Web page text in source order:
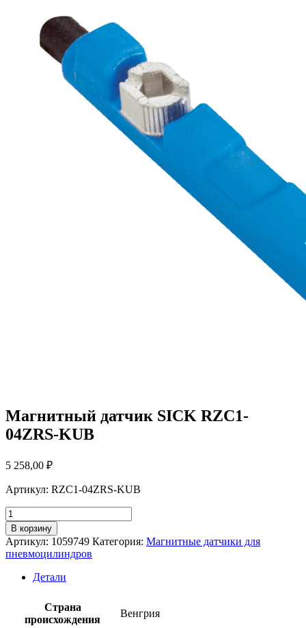
Магнитный датчик SICK RZC1-
04ZRS-KUB
5 258,00 ₽
Артикул: RZC1-04ZRS-KUB
Количество
товара
Магнитный
датчик
SICK
RZC1-
04ZRS-
В корзину
Артикул: 1059749 Категория: Магнитные датчики для
пневмоцилиндров
Детали
Страна
происхождения
Венгрия